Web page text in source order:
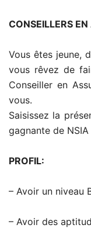
CONSEILLERS
Vous êtes jeune,
vous rêvez de
Conseiller en
vous.
Saisissez la
gagnante de
PROFIL:
– Avoir un niveau
– Avoir des